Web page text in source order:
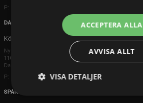
P: +44 203 608 8181
DANMARK
Köpenhamn
Ny Østergade 20
1101 København K
Danmark
P: +45 3698 8480
SPANIEN
ACCEPTERA ALLA
AVVISA ALLT
VISA DETALJER